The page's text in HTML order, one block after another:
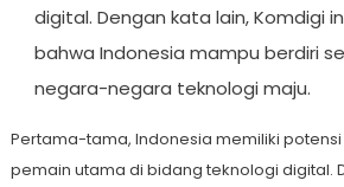
digital. Dengan kata lain, Komdigi
bahwa Indonesia mampu berdiri
negara-negara teknologi maju.
Pertama-tama, Indonesia memiliki
pemain utama di bidang teknologi digital.